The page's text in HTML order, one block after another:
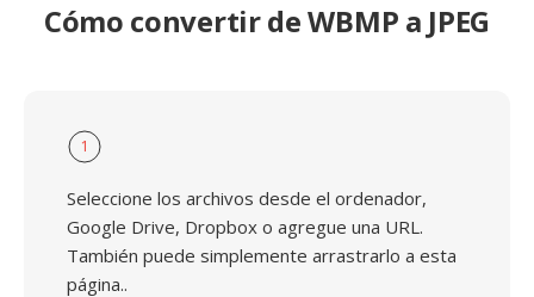
Cómo convertir de WBMP a JPEG
1
Seleccione los archivos desde el ordenador,
Google Drive, Dropbox o agregue una URL.
También puede simplemente arrastrarlo a esta
página..